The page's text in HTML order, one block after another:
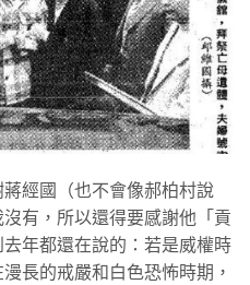
經國（也不會像郝柏村說
有，所以還得要感謝他「貢
年都還在說的：若是威權時
長的戒嚴和白色恐怖時期，